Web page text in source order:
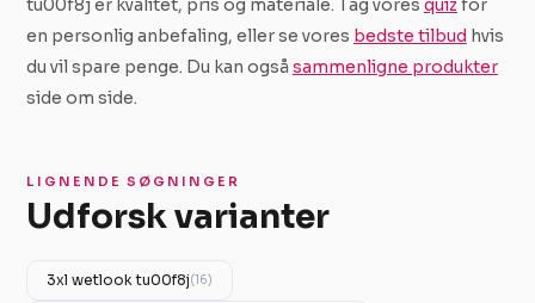
tu00f8j er kvalitet, pris og materiale. Tag vores quiz for
en personlig anbefaling, eller se vores bedste tilbud hvis
du vil spare penge. Du kan også sammenligne produkter
side om side.
LIGNENDE SØGNINGER
Udforsk varianter
3xl wetlook tu00f8j(16)